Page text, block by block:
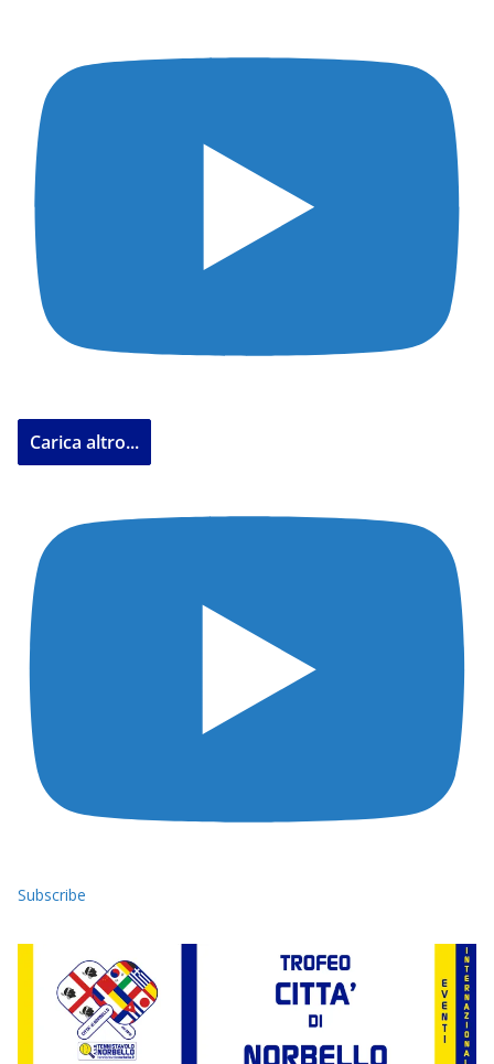
Carica altro...
Subscribe